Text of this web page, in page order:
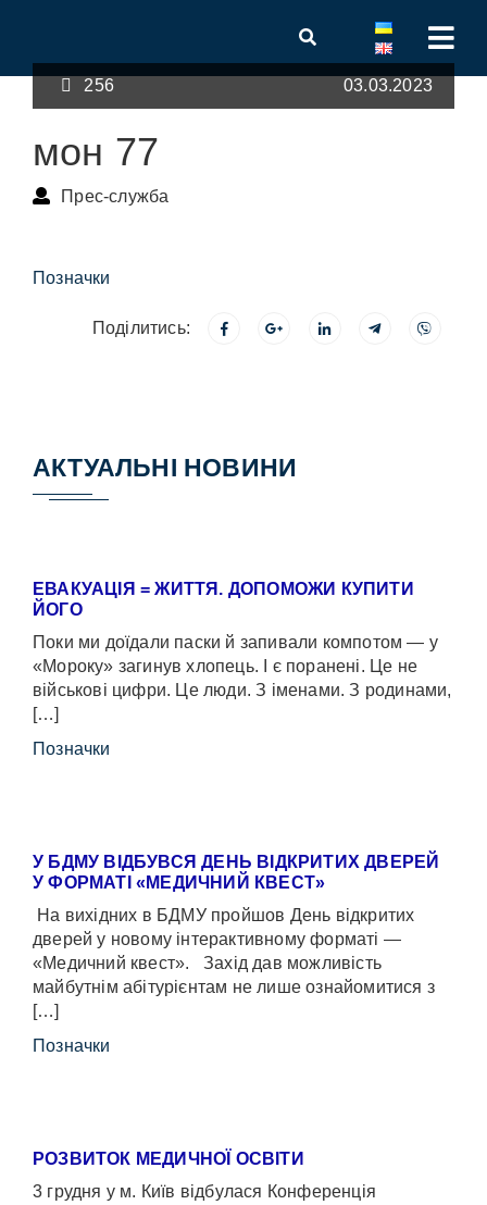
256 03.03.2023
мон 77
Прес-служба
Позначки
Поділитись:
АКТУАЛЬНІ НОВИНИ
ЕВАКУАЦІЯ = ЖИТТЯ. ДОПОМОЖИ КУПИТИ
ЙОГО
Поки ми доїдали паски й запивали компотом — у
«Мороку» загинув хлопець. І є поранені. Це не
військові цифри. Це люди. З іменами. З родинами,
[…]
Позначки
У БДМУ ВІДБУВСЯ ДЕНЬ ВІДКРИТИХ ДВЕРЕЙ
У ФОРМАТІ «МЕДИЧНИЙ КВЕСТ»
На вихідних в БДМУ пройшов День відкритих
дверей у новому інтерактивному форматі —
«Медичний квест». Захід дав можливість
майбутнім абітурієнтам не лише ознайомитися з
[…]
Позначки
РОЗВИТОК МЕДИЧНОЇ ОСВІТИ
3 грудня у м. Київ відбулася Конференція